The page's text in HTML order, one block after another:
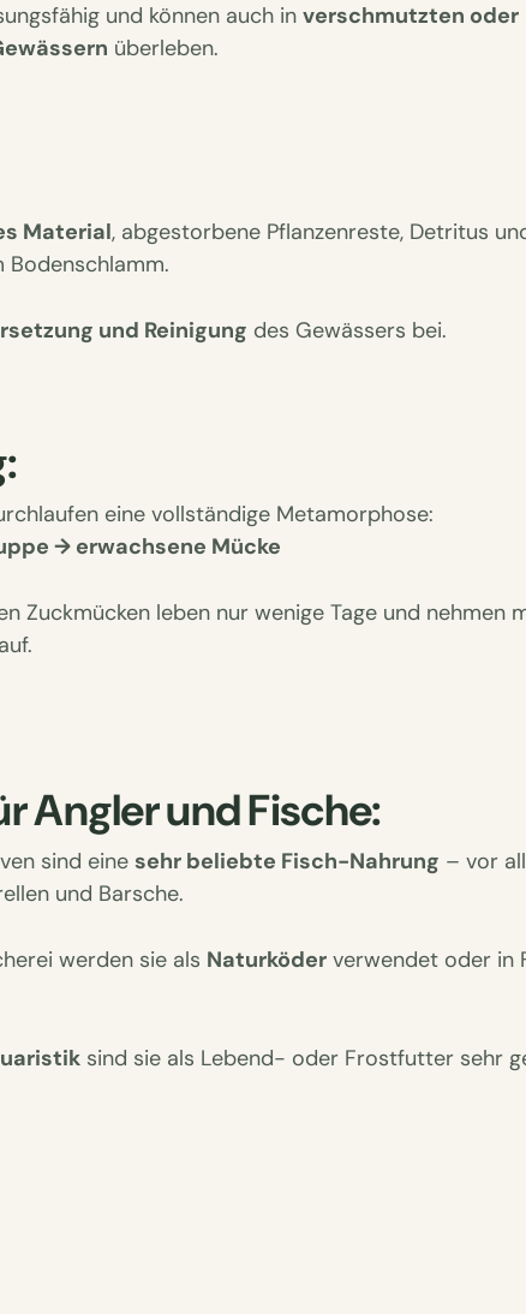
und können auch in verschmutzten oder
überleben.
Material, abgestorbene Pflanzenreste, Detritus
Bodenschlamm.
und Reinigung des Gewässers bei.
eine vollständige Metamorphose:
→ erwachsene Mücke
Zuckmücken leben nur wenige Tage und nehmen
Angler und Fische:
sind eine sehr beliebte Fisch-Nahrung – vor
und Barsche.
werden sie als Naturköder verwendet oder in
sind sie als Lebend- oder Frostfutter sehr